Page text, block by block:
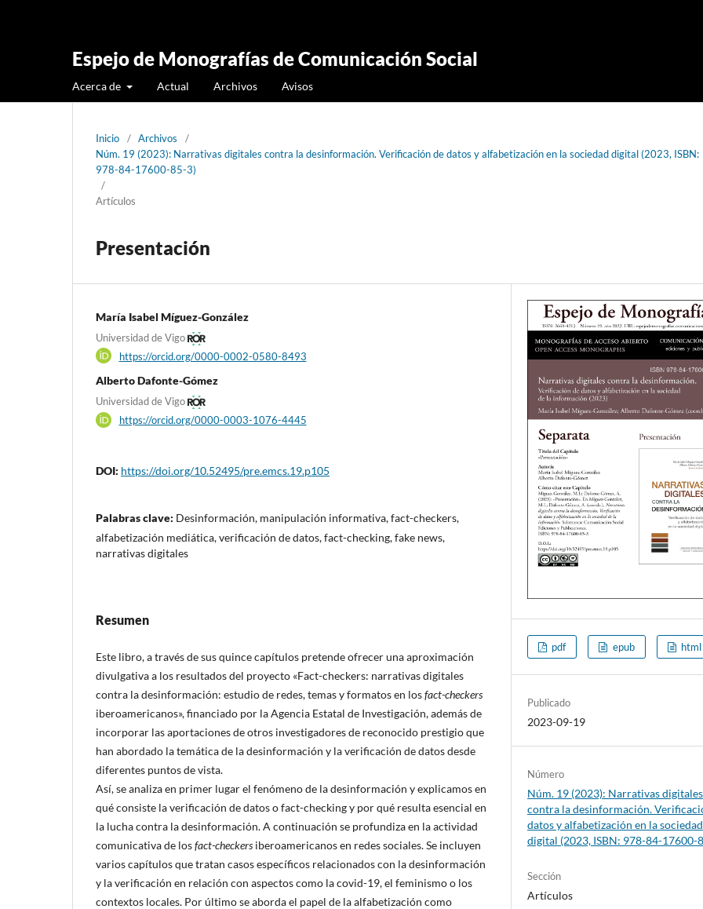
Espejo de Monografías de Comunicación Social
Acerca de Actual Archivos Avisos
Inicio / Archivos
/
Núm. 19 (2023): Narrativas digitales contra la desinformación. Verificación de datos y alfabetización en la sociedad digital (2023, ISBN:
978-84-17600-85-3)
/
Artículos
Presentación
María Isabel Míguez-González
Universidad de Vigo
https://orcid.org/0000-0002-0580-8493
Alberto Dafonte-Gómez
Universidad de Vigo
https://orcid.org/0000-0003-1076-4445
DOI: https://doi.org/10.52495/pre.emcs.19.p105
Palabras clave: Desinformación, manipulación informativa, fact-checkers,
alfabetización mediática, verificación de datos, fact-checking, fake news,
narrativas digitales
Resumen
Este libro, a través de sus quince capítulos pretende ofrecer una aproximación
divulgativa a los resultados del proyecto «Fact-checkers: narrativas digitales
contra la desinformación: estudio de redes, temas y formatos en losfact-checkers
iberoamericanos», financiado por la Agencia Estatal de Investigación, además de
incorporar las aportaciones de otros investigadores de reconocido prestigio que
han abordado la temática de la desinformación y la verificación de datos desde
diferentes puntos de vista.
Así, se analiza en primer lugar el fenómeno de la desinformación y explicamos en
qué consiste la verificación de datos o fact-checking y por qué resulta esencial en
la lucha contra la desinformación. A continuación se profundiza en la actividad
comunicativa de losfact-checkers iberoamericanos en redes sociales. Se incluyen
varios capítulos que tratan casos específicos relacionados con la desinformación
y la verificación en relación con aspectos como la covid-19, el feminismo o los
contextos locales. Por último se aborda el papel de la alfabetización como
pdf epub html
Publicado
2023-09-19
Número
Núm. 19 (2023): Narrativas digitales
contra la desinformación.
datos y alfabetización en la sociedad
digital (2023, ISBN: 978-84-17600-
Sección
Artículos